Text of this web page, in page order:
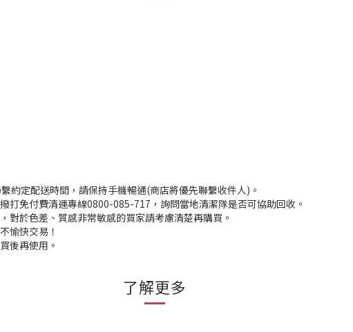
約定配送時間，請保持手機暢通(商店將優先聯繫收件人)。
打免付費清運專線0800-085-717，詢問當地清潔隊是否可協助回收。
對於色差、質感非常敏感的買家請考慮清楚再購買。
愉快交易！
後再使用。
了解更多